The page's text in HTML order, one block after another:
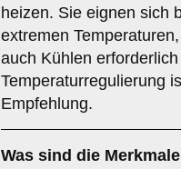
heizen. Sie eignen sich
extremen
auch Kühlen
Temperaturregulierung
Empfehlung.
Was sind die